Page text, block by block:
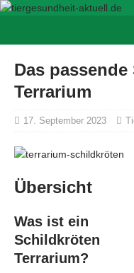
Das
Terrarium
17. September 2023
Übersicht
Was ist ein
Schildkröten
Terrarium?